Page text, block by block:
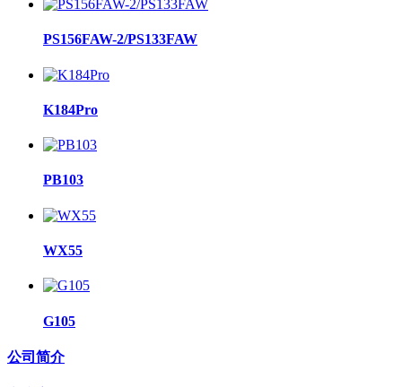
PS156FAW-2/PS133FAW
K184Pro
PB103
WX55
G105
公司简介